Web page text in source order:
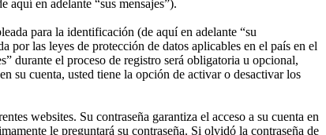
aquí en adelante “sus mensajes”).
para la identificación (de aquí en adelante “su
por las leyes de protección de datos aplicables en el país en el
durante el proceso de registro será obligatoria u opcional,
su cuenta, usted tiene la opción de activar o desactivar los
websites. Su contraseña garantiza el acceso a su cuenta en
le preguntará su contraseña. Si olvidó la contraseña de